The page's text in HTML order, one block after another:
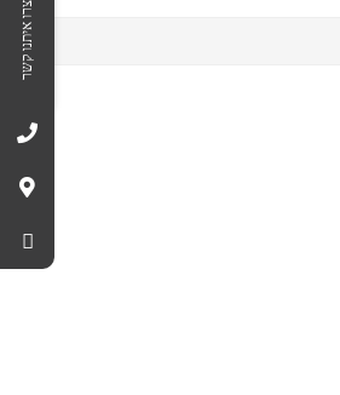
צרו איתנו קשר